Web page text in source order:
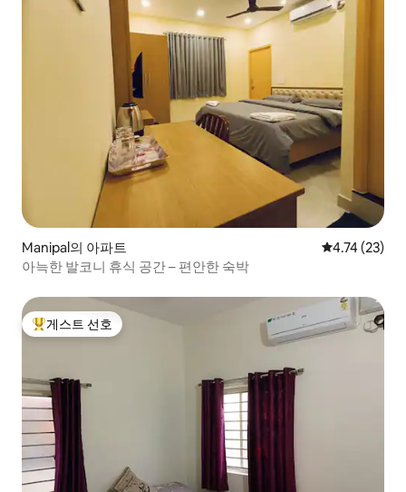
Manipal의 아파트 평점 4.74점
4.74 (23)
아늑한 발코니 휴식 공간 – 편안한 숙박
상위 게스트 선호
게스트 선호